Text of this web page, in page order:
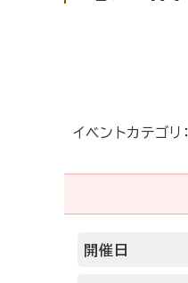
イベントカテゴリ：
開催日